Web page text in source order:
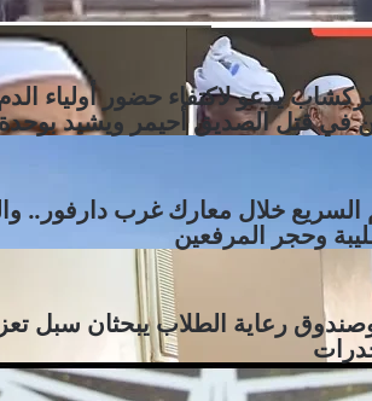
يدعو لاكتفاء حضور أولياء
في قتل الصديق أحيمر ويشيد بوحدة
السريع خلال معارك غرب دارفور..
وحجر المرفعين
رعاية الطلاب يبحثان سبل